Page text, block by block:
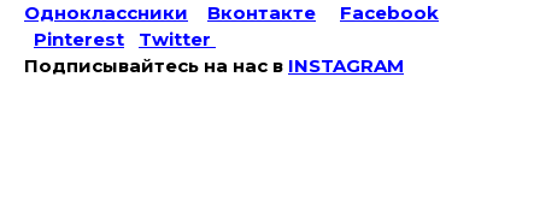
Одноклассники
Вконтакте
Facebook
Pinterest
Twitter
Подписывайтесь на наc в INSTAGRAM